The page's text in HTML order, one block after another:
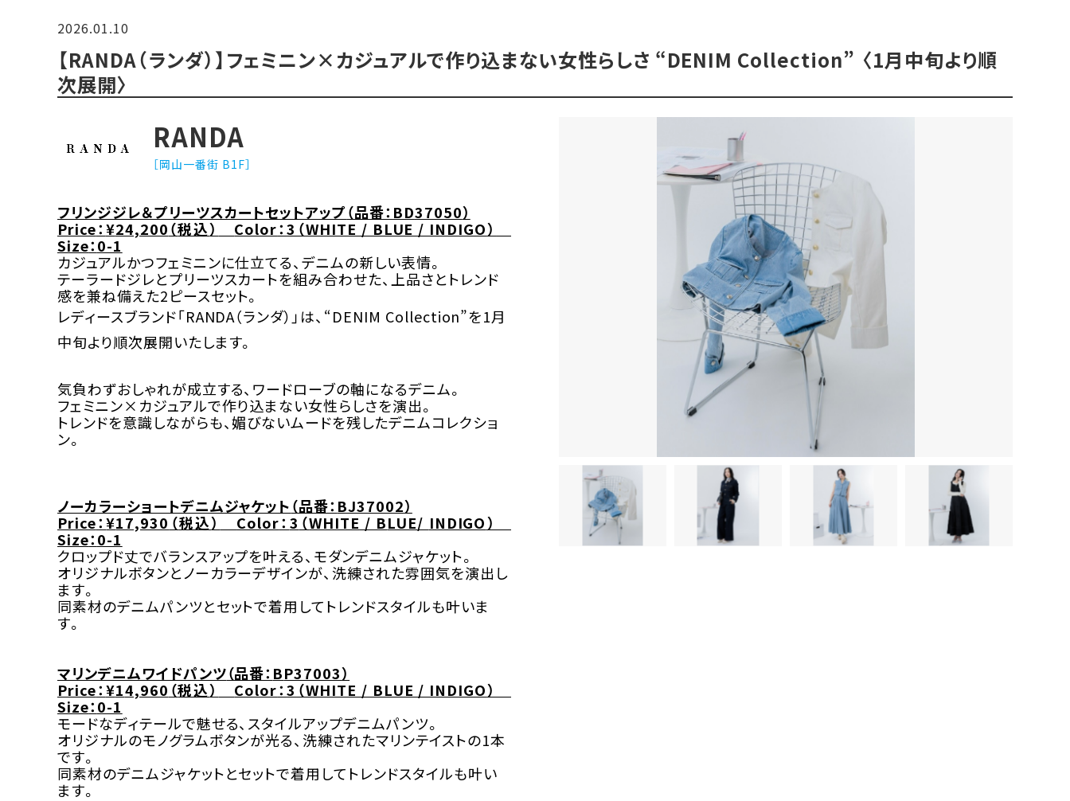
2026.01.10
【RANDA（ランダ）】フェミニン×カジュアルで作り込まない女性らしさ “DENIM Collection” 〈1月中旬より順
次展開〉
RANDA
［岡山一番街 B1F］
フリンジジレ＆プリーツスカートセットアップ（品番： BD37050）
Price：¥24,200（税込） Color：3 （WHITE / BLUE / INDIGO）
Size：0-1
カジュアルかつフェミニンに仕立てる、デニムの新しい表情。
テーラードジレとプリーツスカートを組み合わせた、上品さとトレンド
感を兼ね備えた2ピースセット。
レディースブランド「RANDA（ランダ）」 は、 “DENIM Collection”を1月
中旬より順次展開いたします。
気負わずおしゃれが成立する、ワードローブの軸になるデニム。
フェミニン×カジュアルで作り込まない女性らしさを演出。
トレンドを意識しながらも、媚びないムードを残したデニムコレクショ
ン。
ノーカラーショートデニムジャケット（品番： BJ37002）
Price：¥17,930 （税込） Color： 3 （WHITE / BLUE/ INDIGO）
Size：0-1
クロップド丈でバランスアップを叶える、モダンデニムジャケット。
オリジナルボタンとノーカラーデザインが、洗練された雰囲気を演出し
ます。
同素材のデニムパンツとセットで着用してトレンドスタイルも叶いま
す。
マリンデニムワイドパンツ（品番： BP37003）
Price：¥14,960 （税込） Color：3 （WHITE / BLUE / INDIGO）
Size：0-1
モードなディテールで魅せる、スタイルアップデニムパンツ。
オリジナルのモノグラムボタンが光る、洗練されたマリンテイストの1本
です。
同素材のデニムジャケットとセットで着用してトレンドスタイルも叶い
ます。